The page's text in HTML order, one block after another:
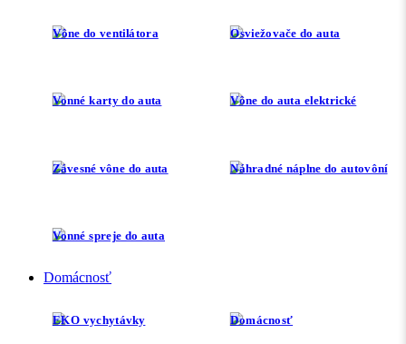
Vône do ventilátora Osviežovače do auta
Vonné karty do auta Vône do auta elektrické
Závesné vône do auta Náhradné náplne do autovôní
Vonné spreje do auta
Domácnosť
EKO vychytávky Domácnosť